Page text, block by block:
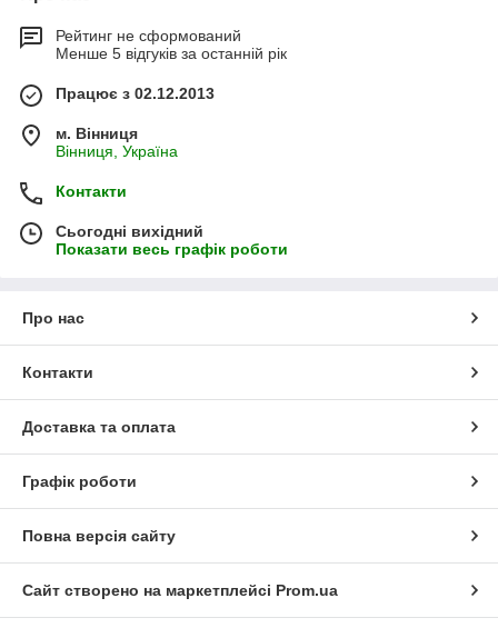
Рейтинг не сформований
Менше 5 відгуків за останній рік
Працює з 02.12.2013
м. Вінниця
Вінниця, Україна
Контакти
Сьогодні вихідний
Показати весь графік роботи
Про нас
Контакти
Доставка та оплата
Графік роботи
Повна версія сайту
Сайт створено на маркетплейсі Prom.ua